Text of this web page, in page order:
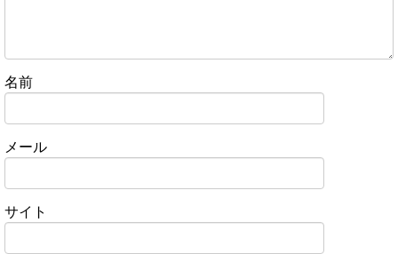
名前
メール
サイト